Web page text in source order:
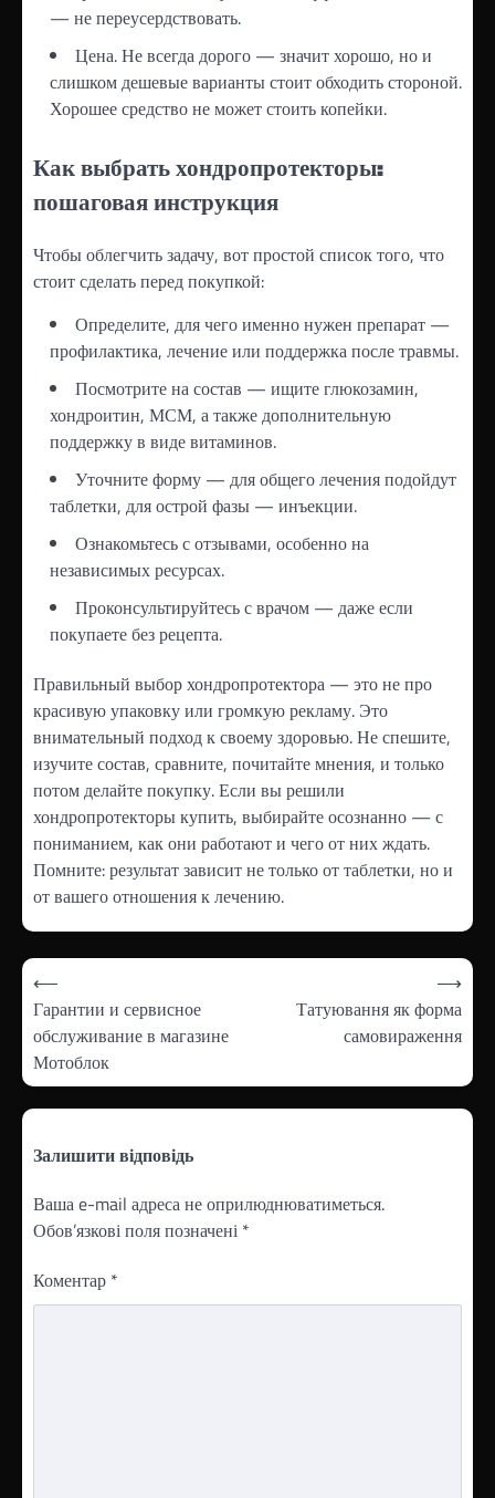
— не переусердствовать.
Цена. Не всегда дорого — значит хорошо, но и
слишком дешевые варианты стоит обходить стороной.
Хорошее средство не может стоить копейки.
Как выбрать хондропротекторы:
пошаговая инструкция
Чтобы облегчить задачу, вот простой список того, что
стоит сделать перед покупкой:
Определите, для чего именно нужен препарат —
профилактика, лечение или поддержка после травмы.
Посмотрите на состав — ищите глюкозамин,
хондроитин, МСМ, а также дополнительную
поддержку в виде витаминов.
Уточните форму — для общего лечения подойдут
таблетки, для острой фазы — инъекции.
Ознакомьтесь с отзывами, особенно на
независимых ресурсах.
Проконсультируйтесь с врачом — даже если
покупаете без рецепта.
Правильный выбор хондропротектора — это не про
красивую упаковку или громкую рекламу. Это
внимательный подход к своему здоровью. Не спешите,
изучите состав, сравните, почитайте мнения, и только
потом делайте покупку. Если вы решили
хондропротекторы купить, выбирайте осознанно — с
пониманием, как они работают и чего от них ждать.
Помните: результат зависит не только от таблетки, но и
от вашего отношения к лечению.
Навігація
записів
⟵
Гарантии и сервисное
обслуживание в магазине
Мотоблок
Татуювання як форма
самовираження
⟶
Залишити відповідь
Ваша e-mail адреса не оприлюднюватиметься.
Обов’язкові поля позначені *
Коментар *